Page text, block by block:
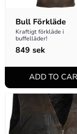
Bull Förkläde
Kraftigt förkläde i
buffelläder!
849 sek